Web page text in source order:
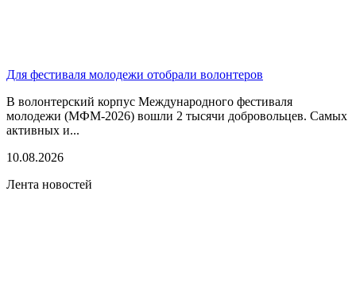
Для фестиваля молодежи отобрали волонтеров
В волонтерский корпус Международного фестиваля
молодежи (МФМ-2026) вошли 2 тысячи добровольцев. Самых
активных и...
10.08.2026
Лента новостей